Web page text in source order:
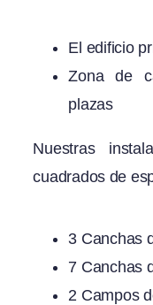
El edificio
Zona de
plazas
Nuestras
cuadrados de
3 Canchas
7 Canchas
2 Campos